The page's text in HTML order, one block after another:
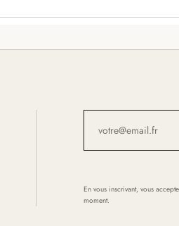
En vous inscrivant, vous
moment.